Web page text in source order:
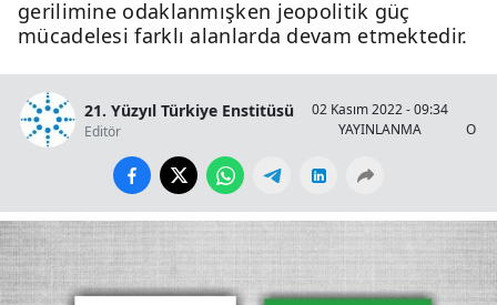
gerilimine odaklanmışken jeopolitik güç
mücadelesi farklı alanlarda devam etmektedir.
21. Yüzyıl Türkiye Enstitüsü
Editör
02 Kasım 2022 - 09:34
YAYINLANMA